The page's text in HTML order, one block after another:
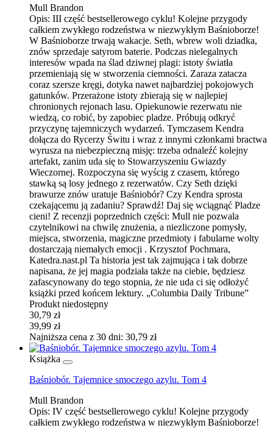
Mull Brandon
Opis: III część bestsellerowego cyklu! Kolejne przygody
całkiem zwykłego rodzeństwa w niezwykłym Baśnioborze!
W Baśnioborze trwają wakacje. Seth, wbrew woli dziadka,
znów sprzedaje satyrom baterie. Podczas nielegalnych
interesów wpada na ślad dziwnej plagi: istoty światła
przemieniają się w stworzenia ciemności. Zaraza zatacza
coraz szersze kręgi, dotyka nawet najbardziej pokojowych
gatunków. Przerażone istoty zbierają się w najlepiej
chronionych rejonach lasu. Opiekunowie rezerwatu nie
wiedzą, co robić, by zapobiec pladze. Próbują odkryć
przyczynę tajemniczych wydarzeń. Tymczasem Kendra
dołącza do Rycerzy Świtu i wraz z innymi członkami bractwa
wyrusza na niebezpieczną misję: trzeba odnaleźć kolejny
artefakt, zanim uda się to Stowarzyszeniu Gwiazdy
Wieczornej. Rozpoczyna się wyścig z czasem, którego
stawką są losy jednego z rezerwatów. Czy Seth dzięki
brawurze znów uratuje Baśniobór? Czy Kendra sprosta
czekającemu ją zadaniu? Sprawdź! Daj się wciągnąć Pladze
cieni! Z recenzji poprzednich części: Mull nie pozwala
czytelnikowi na chwilę znużenia, a niezliczone pomysły,
miejsca, stworzenia, magiczne przedmioty i fabularne wolty
dostarczają niemałych emocji . Krzysztof Pochmara,
Katedra.nast.pl Ta historia jest tak zajmująca i tak dobrze
napisana, że jej magia podziała także na ciebie, będziesz
zafascynowany do tego stopnia, że nie uda ci się odłożyć
książki przed końcem lektury. „Columbia Daily Tribune”
Produkt niedostępny
30,79 zł
39,99 zł
Najniższa cena z 30 dni: 30,79 zł
Książka
Baśniobór. Tajemnice smoczego azylu. Tom 4
Mull Brandon
Opis: IV część bestsellerowego cyklu! Kolejne przygody
całkiem zwykłego rodzeństwa w niezwykłym Baśnioborze!